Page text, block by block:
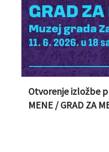
Otvorenje izložbe
MENE / GRAD ZA